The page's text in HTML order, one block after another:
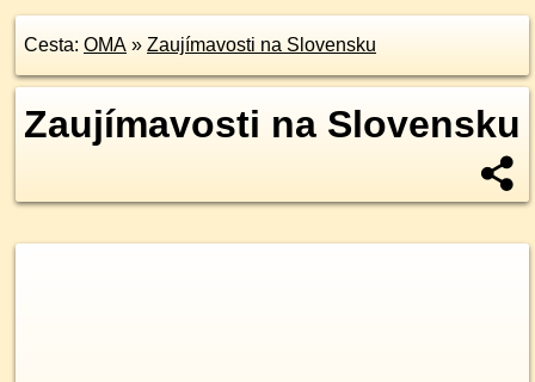
Cesta: OMA » Zaujímavosti na Slovensku
Zaujímavosti na Slovensku